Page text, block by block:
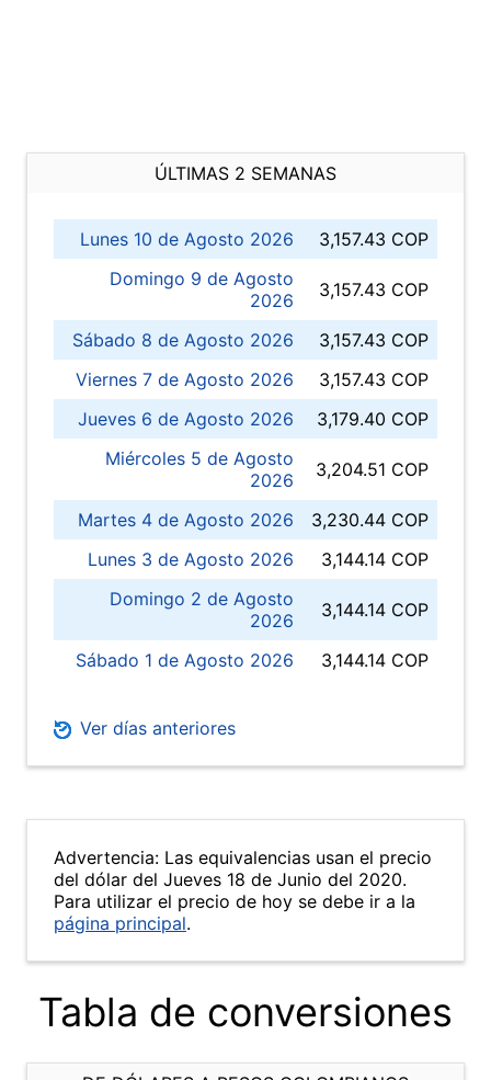
ÚLTIMAS 2 SEMANAS
Lunes 10 de Agosto 2026
3,157.43 COP
Domingo 9 de Agosto
2026
3,157.43 COP
Sábado 8 de Agosto 2026
3,157.43 COP
Viernes 7 de Agosto 2026
3,157.43 COP
Jueves 6 de Agosto 2026
3,179.40 COP
Miércoles 5 de Agosto
2026
3,204.51 COP
Martes 4 de Agosto 2026
3,230.44 COP
Lunes 3 de Agosto 2026
3,144.14 COP
Domingo 2 de Agosto
2026
3,144.14 COP
Sábado 1 de Agosto 2026 3,144.14 COP
Ver días anteriores
Advertencia: Las equivalencias usan el precio
del dólar del Jueves 18 de Junio del 2020.
Para utilizar el precio de hoy se debe ir a la
página principal.
Tabla de conversiones